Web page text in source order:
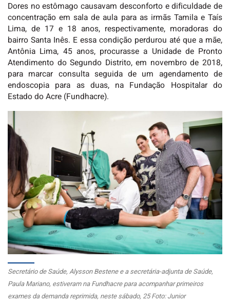
Dores no estômago causavam desconforto e dificuldade de
concentração em sala de aula para as irmãs Tamila e Taís
Lima, de 17 e 18 anos, respectivamente, moradoras do
bairro Santa Inês. E essa condição perdurou até que a mãe,
Antônia Lima, 45 anos, procurasse a Unidade de Pronto
Atendimento do Segundo Distrito, em novembro de 2018,
para marcar consulta seguida de um agendamento de
endoscopia para as duas, na Fundação Hospitalar do
Estado do Acre (Fundhacre).
Secretário de Saúde, Alysson Bestene e a secretária-adjunta de Saúde,
Paula Mariano, estiveram na Fundhacre para acompanhar primeiros
exames da demanda reprimida, neste sábado, 25 Foto: Junior